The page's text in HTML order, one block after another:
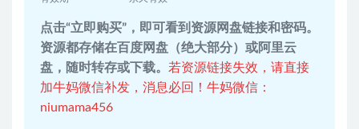
点击“立即购买”，即可看到资源网盘链接和密码。
资源都存储在百度网盘（绝大部分）或阿里云
盘，随时转存或下载。 若资源链接失效，请直接
加牛妈微信补发，消息必回！牛妈微信：
niumama456